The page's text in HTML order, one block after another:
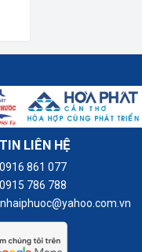
LIÊN HỆ
0916 861 077
0915 786 788